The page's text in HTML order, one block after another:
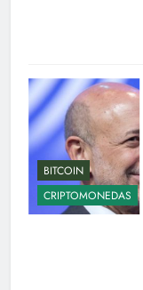
BITCOIN
CRIPTOMONEDAS